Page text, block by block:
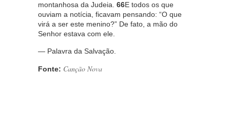
montanhosa da Judeia. 66E todos os que
ouviam a notícia, ficavam pensando: “O que
virá a ser este menino?” De fato, a mão do
Senhor estava com ele.
— Palavra da Salvação.
Fonte: Canção Nova